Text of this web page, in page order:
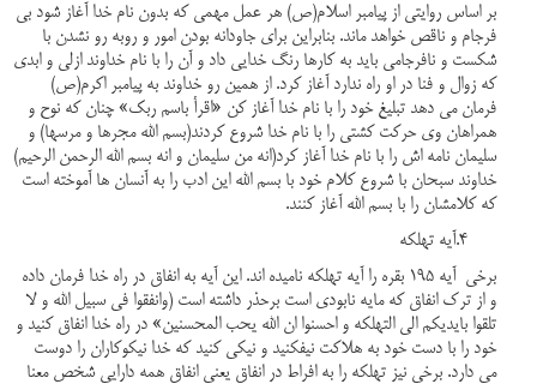
بر اساس روایتی از پیامبر اسلام(ص) هر عمل مهمی که بدون نام خدا آغاز شود بی
فرجام و ناقص خواهد ماند. بنابراین برای جاودانه بودن امور و روبه رو نشدن با
شکست و نافرجامی باید به کارها رنگ خدایی داد و آن را با نام خداوند ازلی و ابدی
که زوال و فنا در او راه ندارد آغاز کرد. از همین رو خداوند به پیامبر اکرم(ص)
فرمان می دهد تبلیغ خود را با نام خدا آغاز کن «اقرأ باسم ربک» چنان که نوح و
همراهان وی حرکت کشتی را با نام خدا شروع کردند(بسم الله مجرها و مرسها) و
سلیمان نامه اش را با نام خدا آغاز کرد(انه من سلیمان و انه بسم الله الرحمن الرحیم)
خداوند سبحان با شروع کلام خود با بسم الله این ادب را به آنسان ها آموخته است
که کلامشان را با بسم الله آغاز کنند.
4.آیه تهلکه
برخی آیه 195 بقره را آیه تهلکه نامیده اند. این آیه به انفاق در راه خدا فرمان داده
و از ترک انفاق که مایه نابودی است برحذر داشته است (وانفقوا فی سبیل الله و لا
تلقوا بایدیکم الی التهلکه و احسنوا ان الله یحب المحسنین» در راه خدا انفاق کنید و
خود را با دست خود به هلاکت نیفکنید و نیکی کنید که خدا نیکوکاران را دوست
می دارد. برخی نیز تهلکه را به افراط در انفاق یعنی انفاق همه دارایی شخص معنا